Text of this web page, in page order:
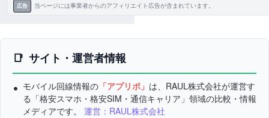
広告 当ページには事業者からのアフィリエイト広告が含まれています。
サイト・運営者情報
モバイル回線情報の 「アプリポ」 は、RAUL株式会社が運営す
る「格安スマホ・格安SIM・通信キャリア」領域の比較・情報
メディアです。 運営：RAUL株式会社